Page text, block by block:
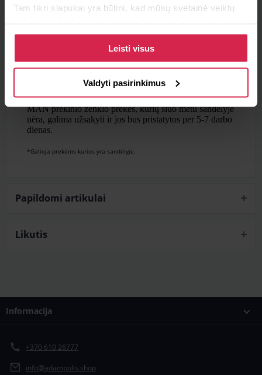
Tam tikri slapukai yra būtini, kad mūsų svetainė veiktų
Daugiau informacijos apie slapukus ir kaip mes juos
naudojame galite rasti mūsų slapukų politikoje, taip pat
https://www.allaboutcookies.org/
Leisti visus
Valdyti pasirinkimus
Atsiėmimas parduotuvėje
padalinyje nemokamai.
Nemokamaspristatymas Lietuvoje užsakymams nuo
Prekes pristatysime per 1-2 darbo dienas.*
MAN prekinio ženklo prekes, kurių šiuo metu sandėlyje
nėra, galima užsakyti ir jos bus pristatytos per 5-7 darbo
dienas.
*Galioja prekėms kurios yra sandėlyje.
Papildomi artikulai
Likutis
Informacija
+370 610 26777
info@adampolis.shop